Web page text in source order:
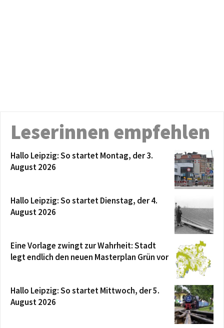
Leserinnen empfehlen
Hallo Leipzig: So startet Montag, der 3.
August 2026
Hallo Leipzig: So startet Dienstag, der 4.
August 2026
Eine Vorlage zwingt zur Wahrheit: Stadt
legt endlich den neuen Masterplan Grün vor
Hallo Leipzig: So startet Mittwoch, der 5.
August 2026